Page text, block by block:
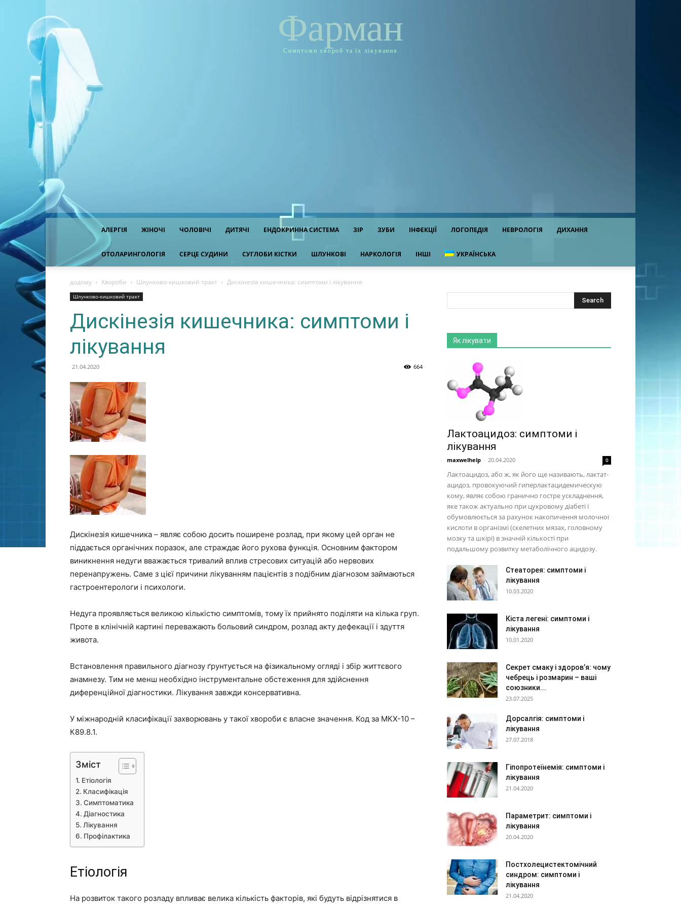
Фарман
Симптоми хвороб та їх лікування
АЛЕРГІЯ ЖІНОЧІ ЧОЛОВІЧІ ДИТЯЧІ ЕНДОКРИННА СИСТЕМА ЗІР ЗУБИ ІНФЕКЦІЇ ЛОГОПЕДІЯ НЕВРОЛОГІЯ ДИХАННЯ
ОТОЛАРИНГОЛОГІЯ СЕРЦЕ СУДИНИ СУГЛОБИ КІСТКИ ШЛУНКОВІ НАРКОЛОГІЯ ІНШІ УКРАЇНСЬКА
додому Хвороби Шлунково-кишковий тракт Дискінезія кишечника: симптоми і лікування
Шлунково-кишковий тракт
Дискінезія кишечника: симптоми і
лікування
21.04.2020 664
Дискінезія кишечника – являє собою досить поширене розлад, при якому цей орган не
піддається органічних поразок, але страждає його рухова функція. Основним фактором
виникнення недуги вважається тривалий вплив стресових ситуацій або нервових
перенапружень. Саме з цієї причини лікуванням пацієнтів з подібним діагнозом займаються
гастроентерологи і психологи.
Недуга проявляється великою кількістю симптомів, тому їх прийнято поділяти на кілька груп.
Проте в клінічній картині переважають больовий синдром, розлад акту дефекації і здуття
живота.
Встановлення правильного діагнозу ґрунтується на фізикальному огляді і збір життєвого
анамнезу. Тим не менш необхідно інструментальне обстеження для здійснення
диференційної діагностики. Лікування завжди консервативна.
У міжнародній класифікації захворювань у такої хвороби є власне значення. Код за МКХ-10 –
К89.8.1.
Зміст
Етіологія
Класифікація
Симптоматика
Діагностика
Лікування
Профілактика
Етіологія
На розвиток такого розладу впливає велика кількість факторів, які будуть відрізнятися в
Як лікувати
Лактоацидоз: симптоми і
лікування
maxwelhelp - 20.04.2020 0
Лактоацидоз, або ж, як його ще називають, лактат-
ацидоз, провокуючий гиперлактацидемическую
кому, являє собою гранично гостре ускладнення,
яке також актуально при цукровому діабеті і
обумовлюється за рахунок накопичення молочної
кислоти в організмі (скелетних мязах, головному
мозку та шкірі) в значній кількості при
подальшому розвитку метаболічного ацидозу.
Стеаторея: симптоми і
лікування
10.03.2020
Кіста легені: симптоми і
лікування
10.01.2020
Секрет смаку і здоров’я: чому
чебрець і розмарин – ваші
союзники...
23.07.2025
Дорсалгія: симптоми і
лікування
27.07.2018
Гіпопротеїнемія: симптоми і
лікування
21.04.2020
Параметрит: симптоми і
лікування
20.04.2020
Постхолецистектомічний
синдром: симптоми і
лікування
21.04.2020